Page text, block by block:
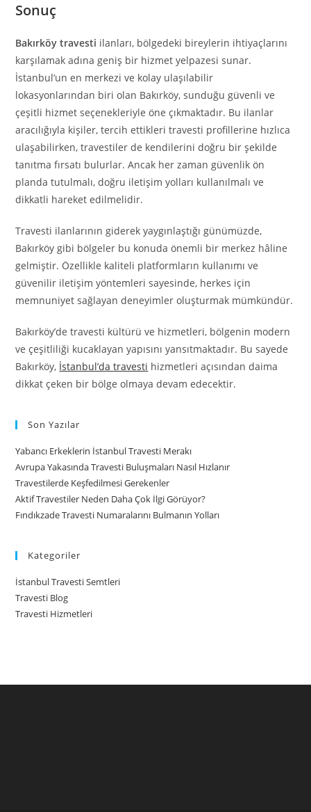
Sonuç
Bakırköy travesti ilanları, bölgedeki bireylerin ihtiyaçlarını
karşılamak adına geniş bir hizmet yelpazesi sunar.
İstanbul’un en merkezi ve kolay ulaşılabilir
lokasyonlarından biri olan Bakırköy, sunduğu güvenli ve
çeşitli hizmet seçenekleriyle öne çıkmaktadır. Bu ilanlar
aracılığıyla kişiler, tercih ettikleri travesti profillerine hızlıca
ulaşabilirken, travestiler de kendilerini doğru bir şekilde
tanıtma fırsatı bulurlar. Ancak her zaman güvenlik ön
planda tutulmalı, doğru iletişim yolları kullanılmalı ve
dikkatli hareket edilmelidir.
Travesti ilanlarının giderek yaygınlaştığı günümüzde,
Bakırköy gibi bölgeler bu konuda önemli bir merkez hâline
gelmiştir. Özellikle kaliteli platformların kullanımı ve
güvenilir iletişim yöntemleri sayesinde, herkes için
memnuniyet sağlayan deneyimler oluşturmak mümkündür.
Bakırköy’de travesti kültürü ve hizmetleri, bölgenin modern
ve çeşitliliği kucaklayan yapısını yansıtmaktadır. Bu sayede
Bakırköy, İstanbul’da travesti hizmetleri açısından daima
dikkat çeken bir bölge olmaya devam edecektir.
Son Yazılar
Yabancı Erkeklerin İstanbul Travesti Merakı
Avrupa Yakasında Travesti Buluşmaları Nasıl Hızlanır
Travestilerde Keşfedilmesi Gerekenler
Aktif Travestiler Neden Daha Çok İlgi Görüyor?
Fındıkzade Travesti Numaralarını Bulmanın Yolları
Kategoriler
İstanbul Travesti Semtleri
Travesti Blog
Travesti Hizmetleri